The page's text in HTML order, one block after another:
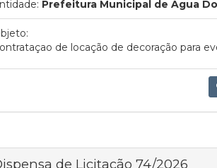
Prefeitura Municipal de Água
de locação de decoração para
de Licitação 74/2026